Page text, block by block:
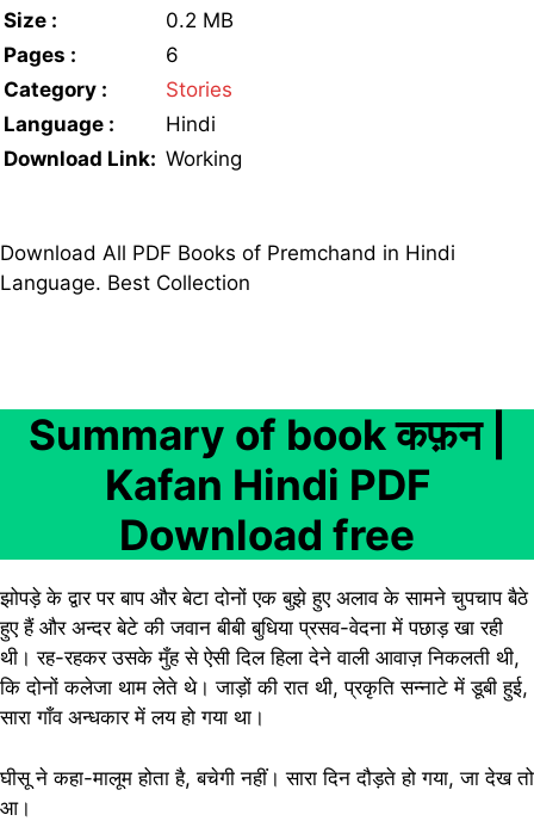
Size :
0.2 MB
Pages :
6
Category :
Stories
Language :
Hindi
Download Link: Working
Download All PDF Books of Premchand in Hindi
Language. Best Collection
Summary of book कफ़न |
Kafan Hindi PDF
Download free
झोपड़े के द्वार पर बाप और बेटा दोनों एक बुझे हुए अलाव के सामने चुपचाप बैठे
हुए हैं और अन्दर बेटे की जवान बीबी बुधिया प्रसव-वेदना में पछाड़ खा रही
थी। रह-रहकर उसके मुँह से ऐसी दिल हिला देने वाली आवाज़ निकलती थी,
कि दोनों कलेजा थाम लेते थे। जाड़ों की रात थी, प्रकृति सन्नाटे में डूबी हुई,
सारा गाँव अन्धकार में लय हो गया था।
घीसू ने कहा-मालूम होता है, बचेगी नहीं। सारा दिन दौड़ते हो गया, जा देख तो
आ।